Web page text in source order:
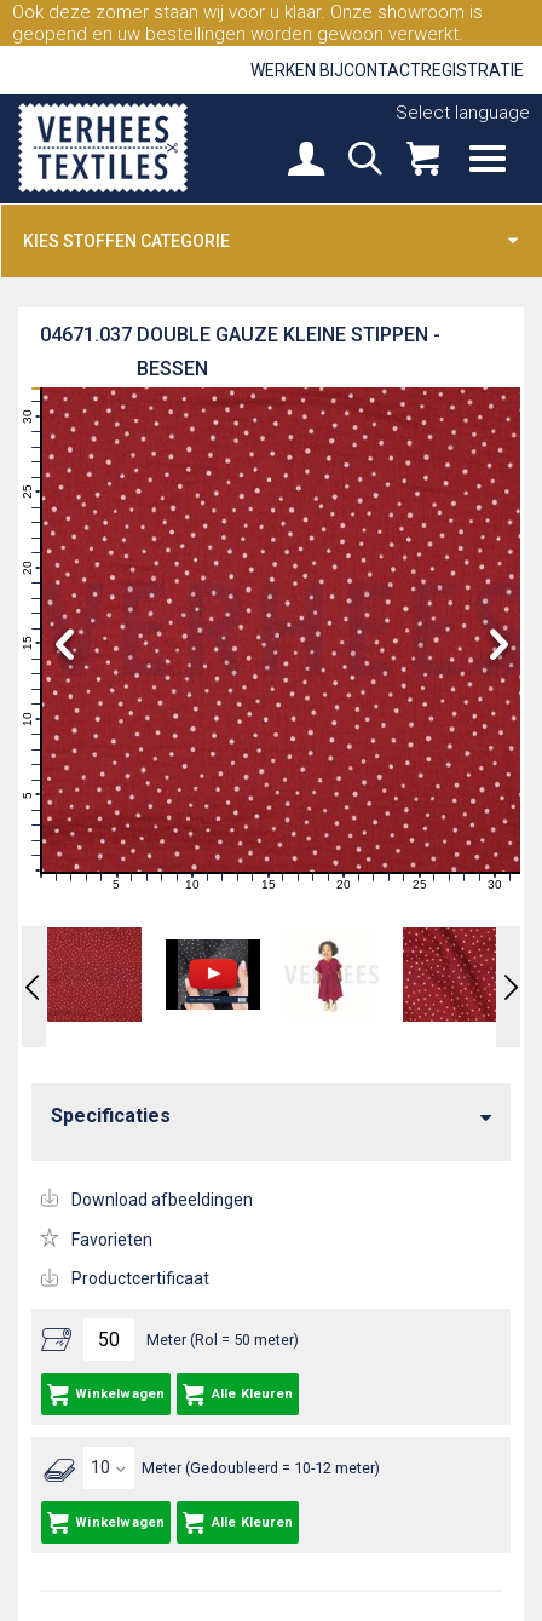
Ook deze zomer staan wij voor u klaar. Onze showroom is
geopend en uw bestellingen worden gewoon verwerkt.
WERKEN BIJCONTACTREGISTRATIE
Select language
KIES STOFFEN CATEGORIE
DOUBLE GAUZE KLEINE STIPPEN -
BESSEN
04671.037
0
5
11
16
21
23
25
26
31
0 1 2 3 4 6 7 89 1011121314 16171819 20 21222324 25 26272829 30 31
Meter (Rol = 50 meter)
Winkelwagen Alle Kleuren
Meter (Gedoubleerd = 10-12 meter)
Winkelwagen Alle Kleuren
Specificaties
Download afbeeldingen
Favorieten
Productcertificaat